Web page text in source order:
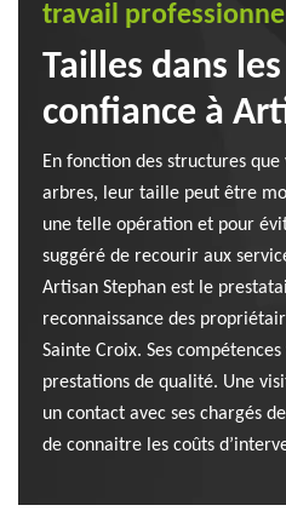
travail
Tailles dans
confiance à
En fonction des structures
arbres, leur taille peut être
une telle opération et pour
suggéré de recourir aux
Artisan Stephan est le
reconnaissance des
Sainte Croix. Ses
prestations de qualité. Une
un contact avec ses chargés
de connaitre les coûts